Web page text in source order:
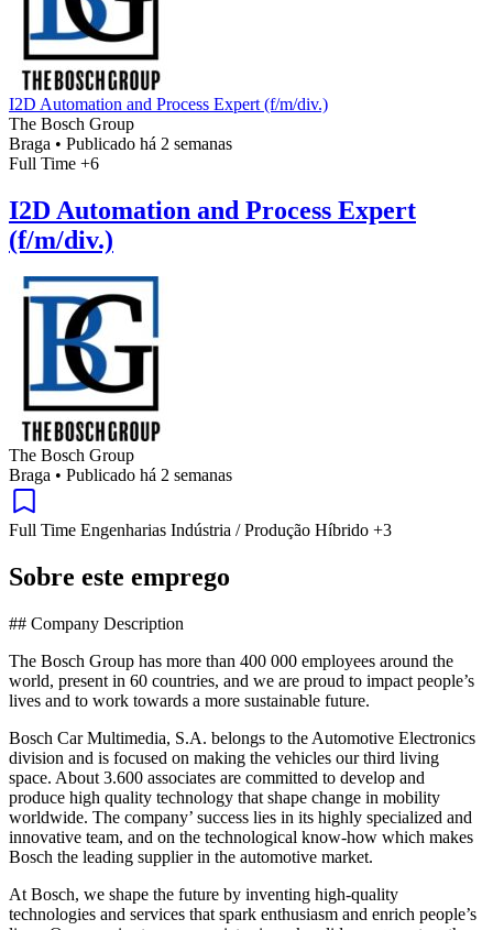
I2D Automation and Process Expert (f/m/div.)
The Bosch Group
Braga • Publicado há 2 semanas
Full Time +6
I2D Automation and Process Expert
(f/m/div.)
The Bosch Group
Braga • Publicado há 2 semanas
Full Time Engenharias Indústria / Produção Híbrido +3
Sobre este emprego
## Company Description
The Bosch Group has more than 400 000 employees around the
world, present in 60 countries, and we are proud to impact people’s
lives and to work towards a more sustainable future.
Bosch Car Multimedia, S.A. belongs to the Automotive Electronics
division and is focused on making the vehicles our third living
space. About 3.600 associates are committed to develop and
produce high quality technology that shape change in mobility
worldwide. The company’ success lies in its highly specialized and
innovative team, and on the technological know-how which makes
Bosch the leading supplier in the automotive market.
At Bosch, we shape the future by inventing high-quality
technologies and services that spark enthusiasm and enrich people’s